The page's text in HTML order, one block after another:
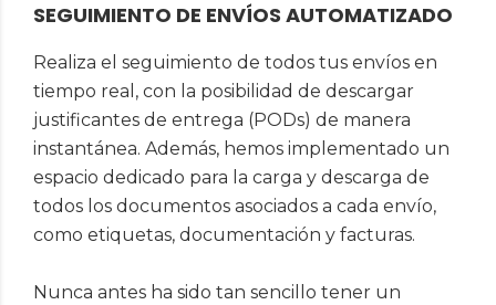
SEGUIMIENTO DE ENVÍOS AUTOMATIZADO
Realiza el seguimiento de todos tus envíos en
tiempo real, con la posibilidad de descargar
justificantes de entrega (PODs) de manera
instantánea. Además, hemos implementado un
espacio dedicado para la carga y descarga de
todos los documentos asociados a cada envío,
como etiquetas, documentación y facturas.
Nunca antes ha sido tan sencillo tener un